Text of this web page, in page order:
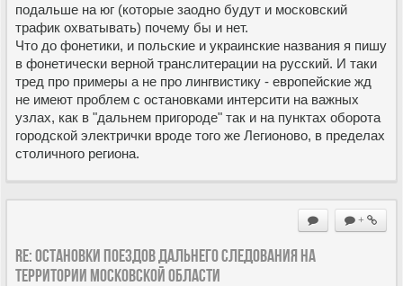
подальше на юг (которые заодно будут и московский
трафик охватывать) почему бы и нет.
Что до фонетики, и польские и украинские названия я пишу
в фонетически верной транслитерации на русский. И таки
тред про примеры а не про лингвистику - европейские жд
не имеют проблем с остановками интерсити на важных
узлах, как в "дальнем пригороде" так и на пунктах оборота
городской электрички вроде того же Легионово, в пределах
столичного региона.
+
Re: Остановки поездов дальнего следования на
территории Московской области